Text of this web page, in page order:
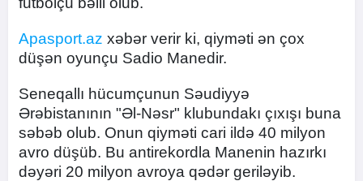
Apasport.az xəbər verir ki, qiyməti ən çox
düşən oyunçu Sadio Manedir.
Seneqallı hücumçunun Səudiyyə
Ərəbistanının "Əl-Nəsr" klubundakı çıxışı buna
səbəb olub. Onun qiyməti cari ildə 40 milyon
avro düşüb. Bu antirekordla Manenin hazırkı
dəyəri 20 milyon avroya qədər geriləyib.